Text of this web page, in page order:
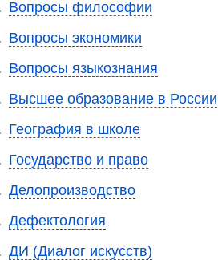
Вопросы философии
Вопросы экономики
Вопросы языкознания
Высшее образование в России
География в школе
Государство и право
Делопроизводство
Дефектология
ДИ (Диалог искусств)